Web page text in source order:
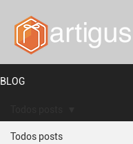
BLOG
Todos posts